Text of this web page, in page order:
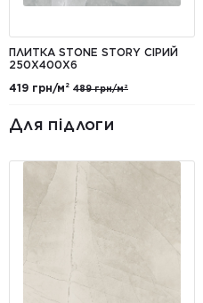
ПЛИТКА STONE STORY СІРИЙ
250Х400X6
419 грн/м² 489 грн/м²
Для підлоги